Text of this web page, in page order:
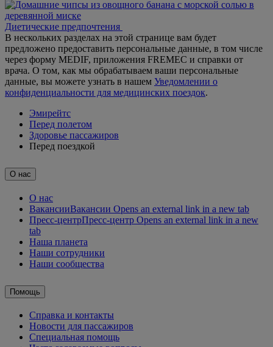
Диетические предпочтения
В нескольких разделах на этой странице вам будет
предложено предоставить персональные данные, в том числе
через форму MEDIF, приложения FREMEC и справки от
врача. О том, как мы обрабатываем ваши персональные
данные, вы можете узнать в нашем Уведомлении о
конфиденциальности для медицинских поездок.
Эмирейтс
Перед полетом
Здоровье пассажиров
Перед поездкой
О нас
О нас
ВакансииВакансии Opens an external link in a new tab
Пресс-центрПресс-центр Opens an external link in a new
tab
Наша планета
Наши сотрудники
Наши сообщества
Помощь
Справка и контакты
Новости для пассажиров
Специальная помощь